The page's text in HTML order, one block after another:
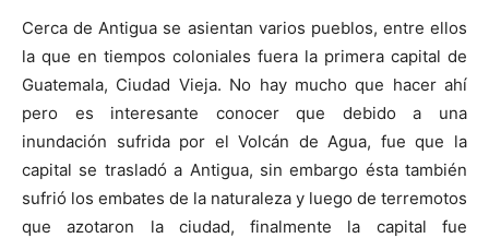
Cerca de Antigua se asientan varios pueblos, entre ellos
la que en tiempos coloniales fuera la primera capital de
Guatemala, Ciudad Vieja. No hay mucho que hacer ahí
pero es interesante conocer que debido a una
inundación sufrida por el Volcán de Agua, fue que la
capital se trasladó a Antigua, sin embargo ésta también
sufrió los embates de la naturaleza y luego de terremotos
que azotaron la ciudad, finalmente la capital fue